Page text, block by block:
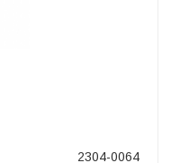
2304-0064